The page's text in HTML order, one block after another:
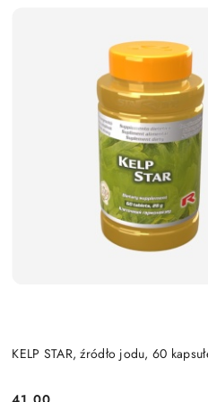
KELP STAR, źródło jodu, 60DO KOSZYKA